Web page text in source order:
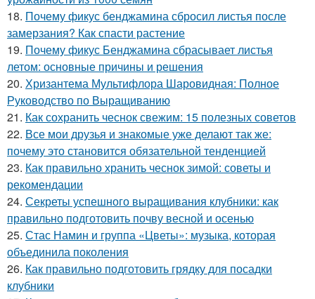
18. Почему фикус бенджамина сбросил листья после
замерзания? Как спасти растение
19. Почему фикус Бенджамина сбрасывает листья
летом: основные причины и решения
20. Хризантема Мультифлора Шаровидная: Полное
Руководство по Выращиванию
21. Как сохранить чеснок свежим: 15 полезных советов
22. Все мои друзья и знакомые уже делают так же:
почему это становится обязательной тенденцией
23. Как правильно хранить чеснок зимой: советы и
рекомендации
24. Секреты успешного выращивания клубники: как
правильно подготовить почву весной и осенью
25. Стас Намин и группа «Цветы»: музыка, которая
объединила поколения
26. Как правильно подготовить грядку для посадки
клубники